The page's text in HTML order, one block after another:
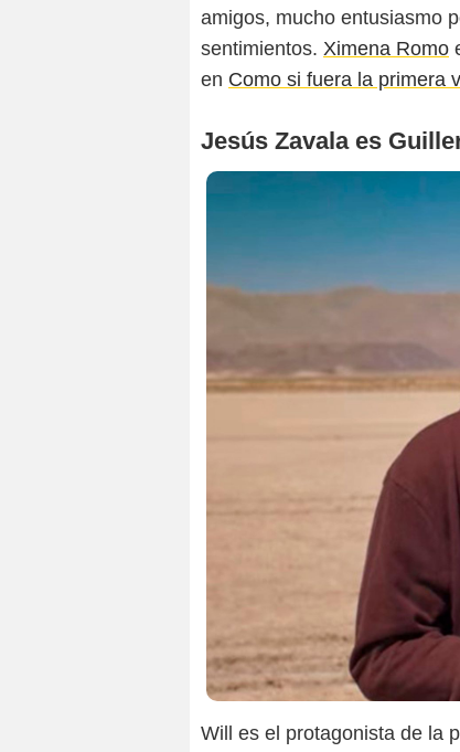
amigos, mucho entusiasmo
sentimientos. Ximena Romo
en Como si fuera la primera
Jesús Zavala es
Will es el protagonista de la